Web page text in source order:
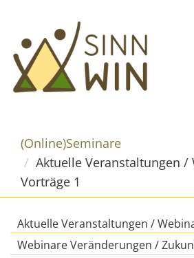
(Online)Seminare
Aktuelle Veranstaltungen /
Vorträge 1
Aktuelle Veranstaltungen /
Webinare Veränderungen /